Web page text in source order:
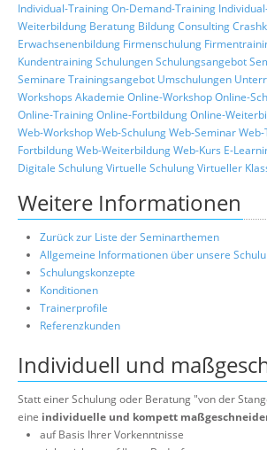
Individual-TrainingOn-Demand-Training
Weiterbildung Beratung BildungConsulting
Erwachsenenbildung Firmenschulung
KundentrainingSchulungenSchulungsangebot
Seminare Trainingsangebot Umschulungen
Workshops Akademie Online-WorkshopOnline-
Online-TrainingOnline-FortbildungOnline-
Web-WorkshopWeb-SchulungWeb-Seminar
FortbildungWeb-WeiterbildungWeb-Kurs E-
Digitale SchulungVirtuelle SchulungVirtueller
Weitere Informationen
Zurück zur Liste der Seminarthemen
Allgemeine Informationen über unsere
Schulungskonzepte
Konditionen
Trainerprofile
Referenzkunden
Individuell und
Statt einer Schulung oder Beratung "von der
eine individuelle und kompett
auf Basis Ihrer Vorkenntnisse